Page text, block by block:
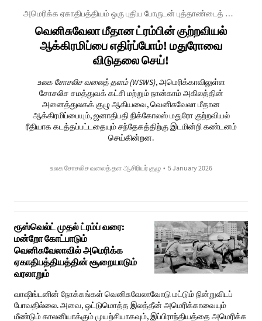
அமெரிக்க ஏகாதிபத்தியம் ஒரு புதிய போருடன் புத்தாண்டைத் தொடங்குகிறது
வெனிசுவேலா மீதான ட்ரம்பின் குற்றவியல்
ஆக்கிரமிப்பை எதிர்ப்போம்! மதுரோவை
விடுதலை செய்!
உலக சோசலிசவலைத்தளம்(WSWS), அமெரிக்காவிலுள்ள
சோசலிச சமத்துவக் கட்சி மற்றும் நான்காம் அகிலத்தின்
அனைத்துலகக் குழு ஆகியவை, வெனிசுவேலா மீதான
ஆக்கிரமிப்பையும், ஜனாதிபதி நிக்கோலஸ் மதுரோ குற்றவியல்
ரீதியாக கடத்தப்பட்டதையும் சந்தேகத்திற்கு இடமின்றி கண்டனம்
செய்கின்றன.
உலக சோசலிச வலைத் தள ஆசிரியர் குழு • 5 January 2026
ரூஸ்வெல்ட் முதல் ட்ரம்ப் வரை:
மன்றோ கோட்பாடும்
வெனிசுவேலாவில் அமெரிக்க
ஏகாதிபத்தியத்தின் சூறையாடும்
வரலாறும்
வாஷிங்டனின் நோக்கங்கள் வெனிசுவேலாவோடு மட்டும் நின்றுவிடப்
போவதில்லை. அவை, ஒட்டுமொத்த இலத்தீன் அமெரிக்காவையும்
மீண்டும் காலனியாக்கும் முயற்சியாகவும், இப்பிராந்தியத்தை அமெரிக்க